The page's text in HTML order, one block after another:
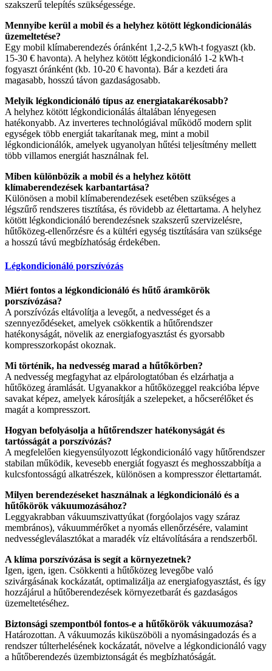
szakszerű telepítés szükségessége.
Mennyibe kerül a mobil és a helyhez kötött légkondicionálás
üzemeltetése?
Egy mobil klímaberendezés óránként 1,2-2,5 kWh-t fogyaszt (kb.
15-30 € havonta). A helyhez kötött légkondicionáló 1-2 kWh-t
fogyaszt óránként (kb. 10-20 € havonta). Bár a kezdeti ára
magasabb, hosszú távon gazdaságosabb.
Melyik légkondicionáló típus az energiatakarékosabb?
A helyhez kötött légkondicionálás általában lényegesen
hatékonyabb. Az inverteres technológiával működő modern split
egységek több energiát takarítanak meg, mint a mobil
légkondicionálók, amelyek ugyanolyan hűtési teljesítmény mellett
több villamos energiát használnak fel.
Miben különbözik a mobil és a helyhez kötött
klímaberendezések karbantartása?
Különösen a mobil klímaberendezések esetében szükséges a
légszűrő rendszeres tisztítása, és rövidebb az élettartama. A helyhez
kötött légkondicionáló berendezésnek szakszerű szervizelésre,
hűtőközeg-ellenőrzésre és a kültéri egység tisztítására van szüksége
a hosszú távú megbízhatóság érdekében.
Légkondicionáló porszívózás
Miért fontos a légkondicionáló és hűtő áramkörök
porszívózása?
A porszívózás eltávolítja a levegőt, a nedvességet és a
szennyeződéseket, amelyek csökkentik a hűtőrendszer
hatékonyságát, növelik az energiafogyasztást és gyorsabb
kompresszorkopást okoznak.
Mi történik, ha nedvesség marad a hűtőkörben?
A nedvesség megfagyhat az elpárologtatóban és elzárhatja a
hűtőközeg áramlását. Ugyanakkor a hűtőközeggel reakcióba lépve
savakat képez, amelyek károsítják a szelepeket, a hőcserélőket és
magát a kompresszort.
Hogyan befolyásolja a hűtőrendszer hatékonyságát és
tartósságát a porszívózás?
A megfelelően kiegyensúlyozott légkondicionáló vagy hűtőrendszer
stabilan működik, kevesebb energiát fogyaszt és meghosszabbítja a
kulcsfontosságú alkatrészek, különösen a kompresszor élettartamát.
Milyen berendezéseket használnak a légkondicionáló és a
hűtőkörök vákuumozásához?
Leggyakrabban vákuumszivattyúkat (forgóolajos vagy száraz
membrános), vákuummérőket a nyomás ellenőrzésére, valamint
nedvességleválasztókat a maradék víz eltávolítására a rendszerből.
A klíma porszívózása is segít a környezetnek?
Igen, igen, igen. Csökkenti a hűtőközeg levegőbe való
szivárgásának kockázatát, optimalizálja az energiafogyasztást, és így
hozzájárul a hűtőberendezések környezetbarát és gazdaságos
üzemeltetéséhez.
Biztonsági szempontból fontos-e a hűtőkörök vákuumozása?
Határozottan. A vákuumozás kiküszöböli a nyomásingadozás és a
rendszer túlterhelésének kockázatát, növelve a légkondicionáló vagy
a hűtőberendezés üzembiztonságát és megbízhatóságát.